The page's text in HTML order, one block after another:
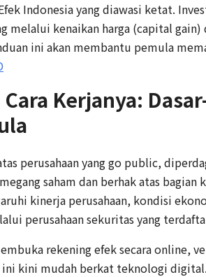
Indonesia yang diawasi ketat.
melalui kenaikan harga (capital
ini akan membantu pemula
Kerjanya:
perusahaan yang go public,
saham dan berhak atas bagian
kinerja perusahaan, kondisi
perusahaan sekuritas yang
rekening efek secara online,
ini kini mudah berkat teknologi